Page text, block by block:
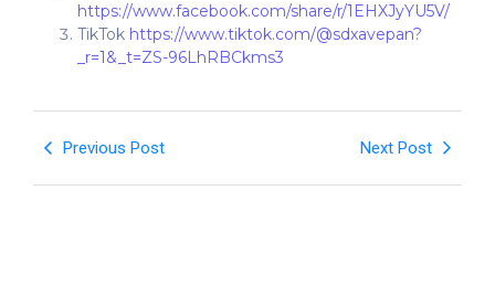
https://www.facebook.com/share/r/1EHXJyYU5V/
TikTok https://www.tiktok.com/@sdxavepan?
_r=1&_t=ZS-96LhRBCkms3
Previous Post Next Post